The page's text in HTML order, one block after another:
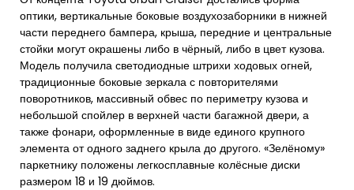
оптики, вертикальные боковые воздухозаборники в нижней
части переднего бампера, крыша, передние и центральные
стойки могут окрашены либо в чёрный, либо в цвет кузова.
Модель получила светодиодные штрихи ходовых огней,
традиционные боковые зеркала с повторителями
поворотников, массивный обвес по периметру кузова и
небольшой спойлер в верхней части багажной двери, а
также фонари, оформленные в виде единого крупного
элемента от одного заднего крыла до другого. «Зелёному»
паркетнику положены легкосплавные колёсные диски
размером 18 и 19 дюймов.